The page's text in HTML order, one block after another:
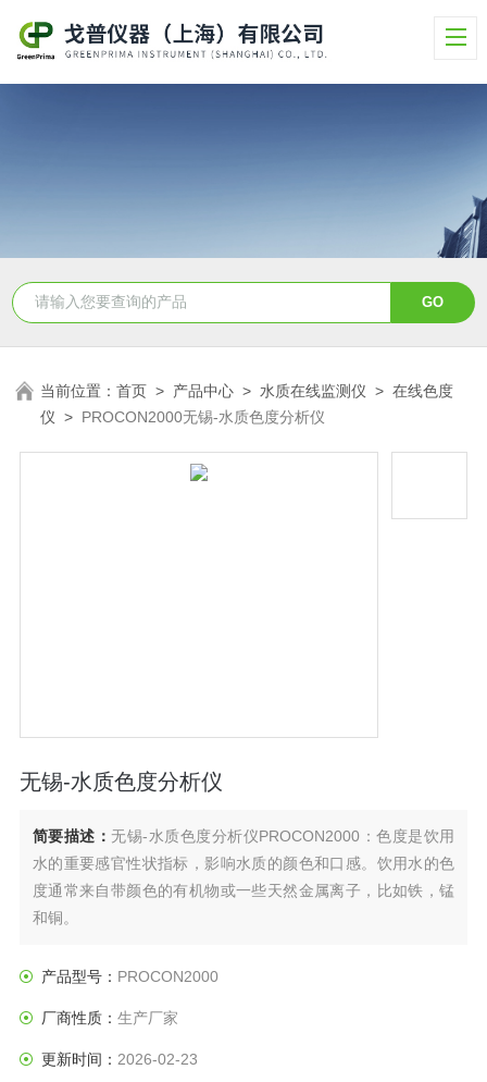
当前位置：首页 > 产品中心 > 水质在线监测仪 >在线色度
仪 > PROCON2000无锡-水质色度分析仪
无锡-水质色度分析仪
简要描述：无锡-水质色度分析仪PROCON2000：色度是饮用
水的重要感官性状指标，影响水质的颜色和口感。饮用水的色
度通常来自带颜色的有机物或一些天然金属离子，比如铁，锰
和铜。
产品型号： PROCON2000
厂商性质： 生产厂家
更新时间： 2026-02-23